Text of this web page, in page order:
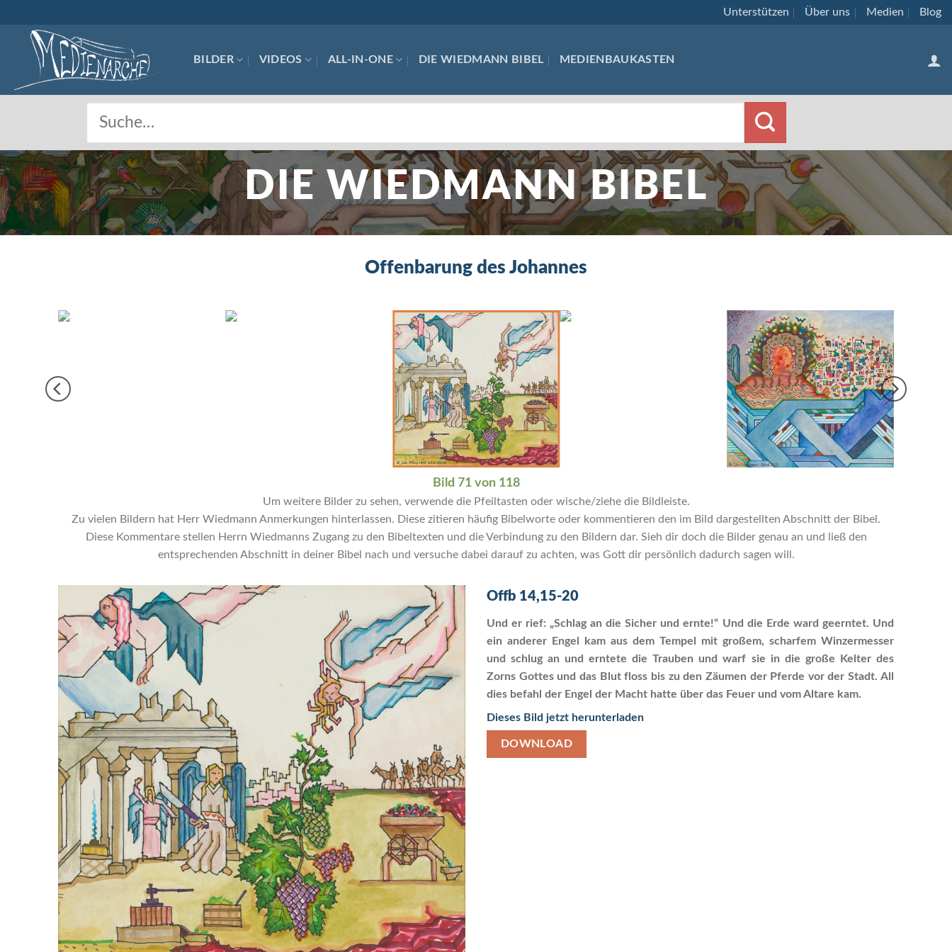
content
Unterstützen Über uns Medien Blog
BILDER VIDEOS ALL-IN-ONE DIE WIEDMANN BIBEL MEDIENBAUKASTEN
DIE WIEDMANN BIBEL
Offenbarung des Johannes
Bild 71 von 118
Um weitere Bilder zu sehen, verwende die Pfeiltasten oder wische/ziehe die Bildleiste.
Zu vielen Bildern hat Herr Wiedmann Anmerkungen hinterlassen. Diese zitieren häufig Bibelworte oder kommentieren den im Bild dargestellten Abschnitt der Bibel.
Diese Kommentare stellen Herrn Wiedmanns Zugang zu den Bibeltexten und die Verbindung zu den Bildern dar. Sieh dir doch die Bilder genau an und ließ den
entsprechenden Abschnitt in deiner Bibel nach und versuche dabei darauf zu achten, was Gott dir persönlich dadurch sagen will.
Offb 14,15-20
Und er rief: „Schlag an die Sicher und ernte!“ Und die Erde ward geerntet. Und
ein anderer Engel kam aus dem Tempel mit großem, scharfem Winzermesser
und schlug an und erntete die Trauben und warf sie in die große Kelter des
Zorns Gottes und das Blut floss bis zu den Zäumen der Pferde vor der Stadt. All
dies befahl der Engel der Macht hatte über das Feuer und vom Altare kam.
Dieses Bild jetzt herunterladen
DOWNLOAD